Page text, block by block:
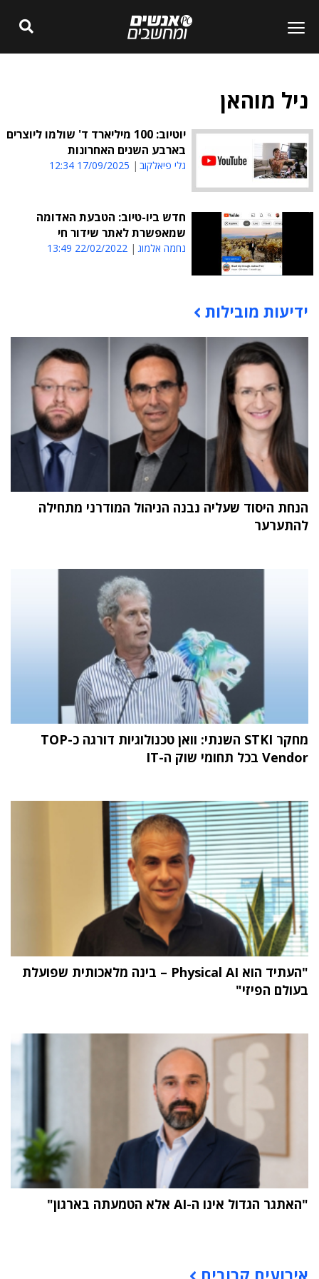
ניל מוהאן
יוטיוב: 100 מיליארד ד' שולמו ליוצרים
בארבע השנים האחרונות
גלי פיאלקוב 17/09/2025 12:34
חדש ביו-טיוב: הטבעת האדומה
שמאפשרת לאתר שידור חי
נחמה אלמוג 22/02/2022 13:49
תוכן פרסומי
ידיעות מובילות
הנחת היסוד שעליה נבנה הניהול המודרני מתחילה
להתערער
מחקר STKI השנתי: וואן טכנולוגיות דורגה כ-TOP
Vendor בכל תחומי שוק ה-IT
"העתיד הוא Physical AI – בינה מלאכותית שפועלת
בעולם הפיזי"
"האתגר הגדול אינו ה-AI אלא הטמעתה בארגון"
אירועים קרובים